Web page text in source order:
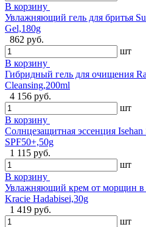
В корзину
Увлажняющий гель для бритья
Gel,180g
862 руб.
шт
В корзину
Гибридный гель для очищения
Cleansing,200ml
4 156 руб.
шт
В корзину
Солнцезащитная эссенция Isehan
SPF50+,50g
1 115 руб.
шт
В корзину
Увлажняющий крем от морщин в
Kracie Hadabisei,30g
1 419 руб.
шт